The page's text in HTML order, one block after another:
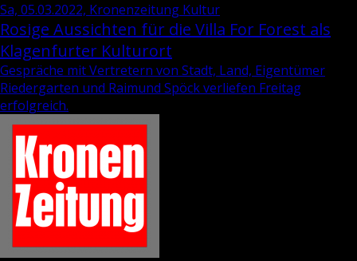
Sa, 05.03.2022, Kronenzeitung Kultur
Rosige Aussichten für die Villa For Forest als
Klagenfurter Kulturort
Gespräche mit Vertretern von Stadt, Land, Eigentümer
Riedergarten und Raimund Spöck verliefen Freitag
erfolgreich.